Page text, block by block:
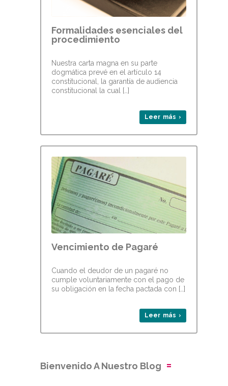
Formalidades esenciales del
procedimiento
Nuestra carta magna en su parte
dogmática prevé en el artículo 14
constitucional, la garantía de audiencia
constitucional la cual […]
Leer más ›
Vencimiento de Pagaré
Cuando el deudor de un pagaré no
cumple voluntariamente con el pago de
su obligación en la fecha pactada con […]
Leer más ›
Bienvenido A Nuestro Blog